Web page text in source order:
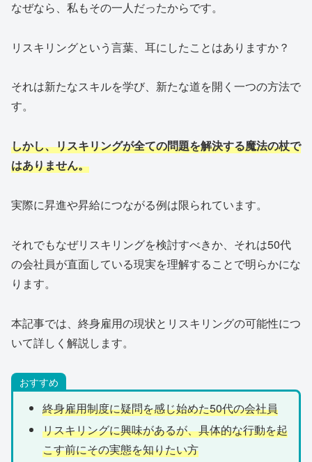
なぜなら、私もその一人だったからです。
リスキリングという言葉、耳にしたことはありますか？
それは新たなスキルを学び、新たな道を開く一つの方法で
す。
しかし、リスキリングが全ての問題を解決する魔法の杖で
はありません。
実際に昇進や昇給につながる例は限られています。
それでもなぜリスキリングを検討すべきか、それは50代
の会社員が直面している現実を理解することで明らかにな
ります。
本記事では、終身雇用の現状とリスキリングの可能性につ
いて詳しく解説します。
おすすめ
終身雇用制度に疑問を感じ始めた50代の会社員
リスキリングに興味があるが、具体的な行動を起
こす前にその実態を知りたい方